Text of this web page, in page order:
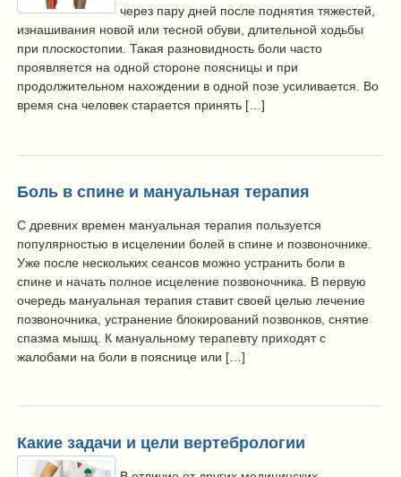
через пару дней после поднятия тяжестей,
изнашивания новой или тесной обуви, длительной ходьбы
при плоскостопии. Такая разновидность боли часто
проявляется на одной стороне поясницы и при
продолжительном нахождении в одной позе усиливается. Во
время сна человек старается принять […]
Боль в спине и мануальная терапия
С древних времен мануальная терапия пользуется
популярностью в исцелении болей в спине и позвоночнике.
Уже после нескольких сеансов можно устранить боли в
спине и начать полное исцеление позвоночника. В первую
очередь мануальная терапия ставит своей целью лечение
позвоночника, устранение блокирований позвонков, снятие
спазма мышц. К мануальному терапевту приходят с
жалобами на боли в пояснице или […]
Какие задачи и цели вертебрологии